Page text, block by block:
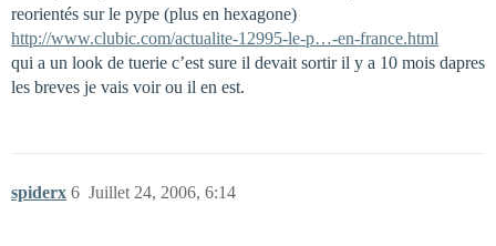
reorientés sur le pype (plus en hexagone)
http://www.clubic.com/actualite-12995-le-p…-en-france.html
qui a un look de tuerie c’est sure il devait sortir il y a 10 mois dapres
les breves je vais voir ou il en est.
spiderx Juillet 24, 2006, 6:14
6